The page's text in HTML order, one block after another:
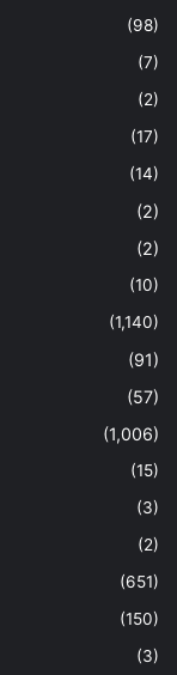
(98)
(7)
(2)
(17)
(14)
(2)
(2)
(10)
(1,140)
(91)
(57)
(1,006)
(15)
(3)
(2)
(651)
(150)
(3)